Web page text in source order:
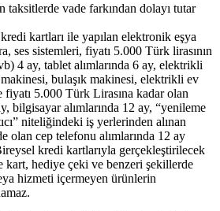
taksitlerde vade farkından dolayı tutar
kredi kartları ile yapılan elektronik eşya
ses sistemleri, fiyatı 5.000 Türk lirasının
4 ay, tablet alımlarında 6 ay, elektrikli
makinesi, bulaşık makinesi, elektrikli ev
fiyatı 5.000 Türk Lirasına kadar olan
bilgisayar alımlarında 12 ay, “yenileme
niteliğindeki iş yerlerinden alınan
olan cep telefonu alımlarında 12 ay
kredi kartlarıyla gerçekleştirilecek
kart, hediye çeki ve benzeri şekillerde
hizmeti içermeyen ürünlerin